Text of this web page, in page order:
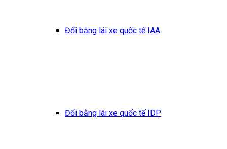
Đổi bằng lái xe quốc tế IAA
Đổi bằng lái xe quốc tế IDP